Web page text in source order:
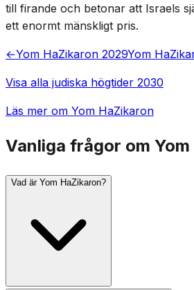
till firande och betonar att Israels
ett enormt mänskligt pris.
←Yom HaZikaron 2029Yom
Visa alla judiska högtider 2030
Läs mer om Yom HaZikaron
Vanliga frågor om Yom
Vad är Yom HaZikaron?